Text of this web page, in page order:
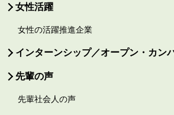
女性活躍
女性の活躍推進企業
インターンシップ／オープン・カン
先輩の声
先輩社会人の声